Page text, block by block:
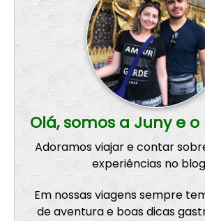
Olá, somos a Juny e
Adoramos viajar e contar
experiências no
Em nossas viagens sempre
de aventura e boas dicas